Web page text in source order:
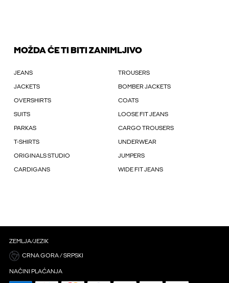
MOŽDA ĆE TI BITI ZANIMLJIVO
JEANS TROUSERS
JACKETS BOMBER JACKETS
OVERSHIRTS COATS
SUITS LOOSE FIT JEANS
PARKAS CARGO TROUSERS
T-SHIRTS UNDERWEAR
ORIGINALS STUDIO JUMPERS
CARDIGANS WIDE FIT JEANS
ZEMLJA/JEZIK
CRNA GORA / SRPSKI
NAČINI PLAĆANJA